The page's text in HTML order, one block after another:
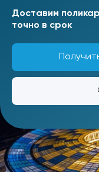
Доставим
точно в срок